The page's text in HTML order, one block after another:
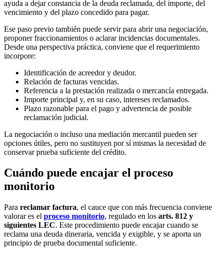
ayuda a dejar constancia de la deuda reclamada, del importe, del
vencimiento y del plazo concedido para pagar.
Ese paso previo también puede servir para abrir una negociación,
proponer fraccionamientos o aclarar incidencias documentales.
Desde una perspectiva práctica, conviene que el requerimiento
incorpore:
Identificación de acreedor y deudor.
Relación de facturas vencidas.
Referencia a la prestación realizada o mercancía entregada.
Importe principal y, en su caso, intereses reclamados.
Plazo razonable para el pago y advertencia de posible
reclamación judicial.
La negociación o incluso una mediación mercantil pueden ser
opciones útiles, pero no sustituyen por sí mismas la necesidad de
conservar prueba suficiente del crédito.
Cuándo puede encajar el proceso
monitorio
Para reclamar factura, el cauce que con más frecuencia conviene
valorar es el proceso monitorio, regulado en los arts. 812 y
siguientes LEC. Este procedimiento puede encajar cuando se
reclama una deuda dineraria, vencida y exigible, y se aporta un
principio de prueba documental suficiente.